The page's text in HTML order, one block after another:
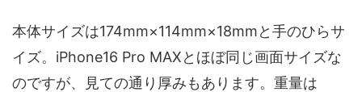
本体サイズは174mm×114mm×18mmと手のひらサ
イズ。iPhone16 Pro MAXとほぼ同じ画面サイズな
のですが、見ての通り厚みもあります。重量は